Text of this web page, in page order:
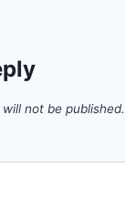
not be published.